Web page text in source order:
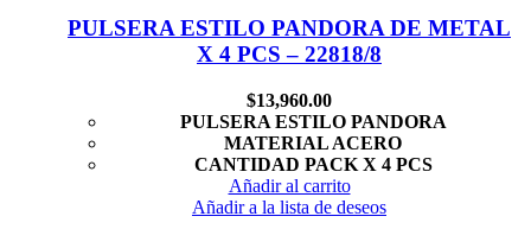
PULSERA ESTILO PANDORA DE METAL
X 4 PCS – 22818/8
$13,960.00
PULSERA ESTILO PANDORA
MATERIAL ACERO
CANTIDAD PACK X 4 PCS
Añadir al carrito
Añadir a la lista de deseos